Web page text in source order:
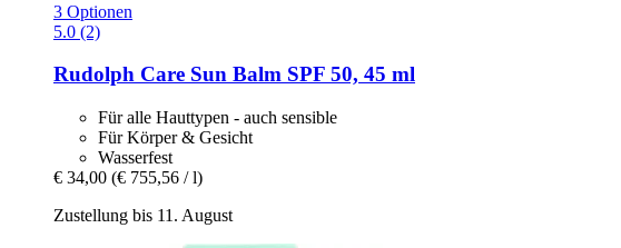
3 Optionen
5.0 (2)
Rudolph Care Sun Balm SPF 50, 45 ml
Für alle Hauttypen - auch sensible
Für Körper & Gesicht
Wasserfest
€ 34,00 (€ 755,56 / l)
Zustellung bis 11. August